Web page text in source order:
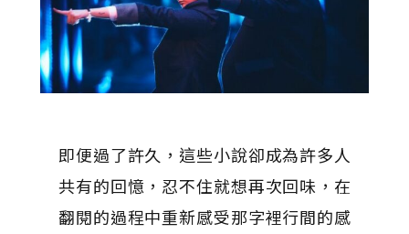
即便過了許久，這些小說卻成為許多人
共有的回憶，忍不住就想再次回味，在
翻閱的過程中重新感受那字裡行間的感